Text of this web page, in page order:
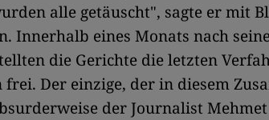
alle getäuscht", sagte er mit
Innerhalb eines Monats nach
die Gerichte die letzten
frei. Der einzige, der in diesem
der Journalist Mehmet